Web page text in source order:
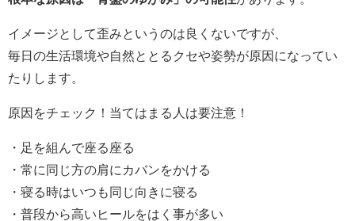
イメージとして歪みというのは良くないですが、
毎日の生活環境や自然ととるクセや姿勢が原因になってい
たりします。
原因をチェック！当てはまる人は要注意！
・足を組んで座る座る
・常に同じ方の肩にカバンをかける
・寝る時はいつも同じ向きに寝る
・普段から高いヒールをはく事が多い